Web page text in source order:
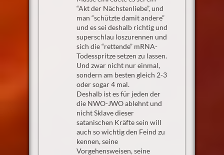
“Akt der Nächstenliebe”, und
man “schützte damit andere”
und es sei deshalb richtig und
superschlau loszurennen und
sich die “rettende” mRNA-
Todesspritze setzen zu lassen.
Und zwar nicht nur einmal,
sondern am besten gleich 2-3
oder sogar 4 mal.
Deshalb ist es für jeden der
die NWO-JWO ablehnt und
nicht Sklave dieser
satanischen Kräfte sein will
auch so wichtig den Feind zu
kennen, seine
Vorgehensweisen, seine